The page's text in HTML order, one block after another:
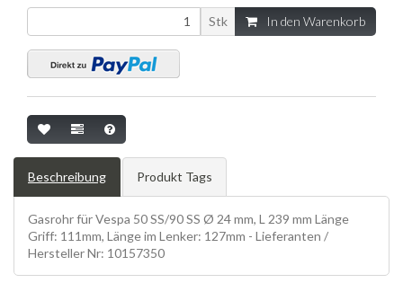
Stk In den Warenkorb
Beschreibung Produkt Tags
Gasrohr für Vespa 50 SS/90 SS Ø 24 mm, L 239 mm Länge
Griff: 111mm, Länge im Lenker: 127mm - Lieferanten /
Hersteller Nr: 10157350